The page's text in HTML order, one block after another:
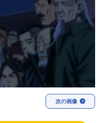
声優記事一覧
実写化映画一覧
夏アニメ
次の画像